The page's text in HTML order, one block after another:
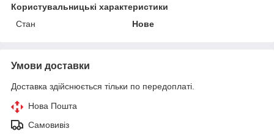
Користувальницькі характеристики
Стан
Нове
Умови доставки
Доставка здійснюється тільки по передоплаті.
Нова Пошта
Самовивіз